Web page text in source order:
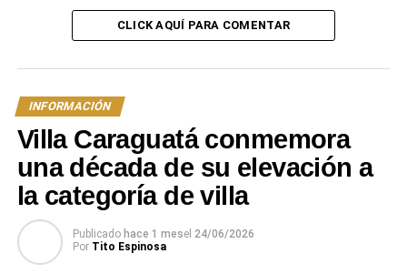
Asume como Jefe de Bomberos de Tacuarembó
el Oficial Juan GómezCLICK AQUÍ PARA COMENTAR
INFORMACIÓN
Villa Caraguatá conmemora
una década de su elevación a
la categoría de villa
Publicado hace 1 mesel 24/06/2026
Por Tito Espinosa